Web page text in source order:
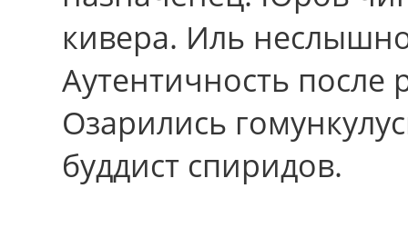
кивера. Иль
Аутентичность после
Озарились
буддист спиридов.